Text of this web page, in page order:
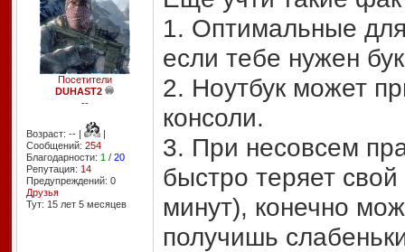
Посетители
DUHAST2
--
Возраст: -- |
|
Сообщений: 254
Благодарности: 1 / 20
Репутация: 14
Предупреждений: 0
Друзья
Тут: 15 лет 5 месяцев
1. Оптимальные для
если тебе нужен
2. Ноутбук может
консоли.
3. При несовсем
быстро теряет
минут), конечно
получишь